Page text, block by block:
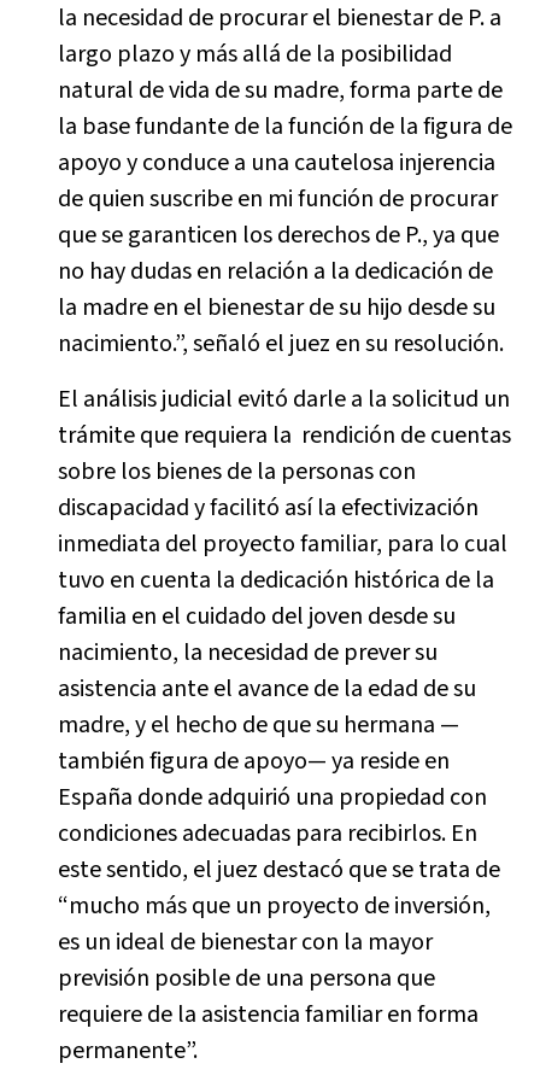
la necesidad de procurar el bienestar de P. a
largo plazo y más allá de la posibilidad
natural de vida de su madre, forma parte de
la base fundante de la función de la figura de
apoyo y conduce a una cautelosa injerencia
de quien suscribe en mi función de procurar
que se garanticen los derechos de P., ya que
no hay dudas en relación a la dedicación de
la madre en el bienestar de su hijo desde su
nacimiento.”, señaló el juez en su resolución.
El análisis judicial evitó darle a la solicitud un
trámite que requiera la rendición de cuentas
sobre los bienes de la personas con
discapacidad y facilitó así la efectivización
inmediata del proyecto familiar, para lo cual
tuvo en cuenta la dedicación histórica de la
familia en el cuidado del joven desde su
nacimiento, la necesidad de prever su
asistencia ante el avance de la edad de su
madre, y el hecho de que su hermana —
también figura de apoyo— ya reside en
España donde adquirió una propiedad con
condiciones adecuadas para recibirlos. En
este sentido, el juez destacó que se trata de
“mucho más que un proyecto de inversión,
es un ideal de bienestar con la mayor
previsión posible de una persona que
requiere de la asistencia familiar en forma
permanente”.